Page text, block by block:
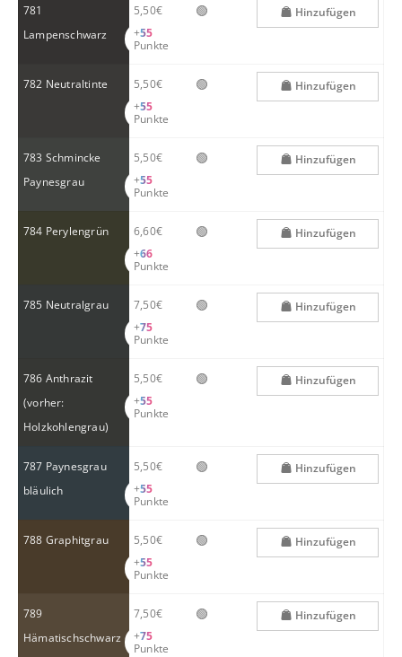
781
Lampenschwarz
5,50€
+55
Punkte
🟢 Hinzufügen
782 Neutraltinte
5,50€
+55
Punkte
🟢 Hinzufügen
783 Schmincke
Paynesgrau
5,50€
+55
Punkte
🟢 Hinzufügen
784 Perylengrün
6,60€
+66
Punkte
🟢 Hinzufügen
785 Neutralgrau
7,50€
+75
Punkte
🟢 Hinzufügen
786 Anthrazit
(vorher:
Holzkohlengrau)
5,50€
+55
Punkte
🟢 Hinzufügen
787 Paynesgrau
bläulich
5,50€
+55
Punkte
🟢 Hinzufügen
788 Graphitgrau
5,50€
+55
Punkte
🟢 Hinzufügen
789
Hämatischschwarz
7,50€
+75
Punkte
🟢 Hinzufügen